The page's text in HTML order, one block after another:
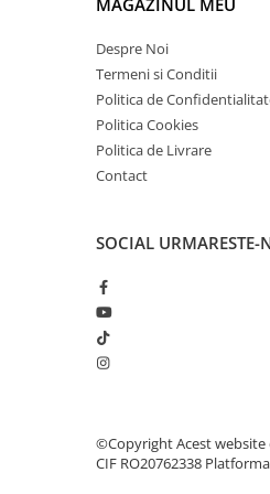
MAGAZINUL MEU
Despre Noi
Termeni si Conditii
Politica de
Politica Cookies
Politica de Livrare
Contact
SOCIAL
©Copyright Acest website
CIF RO20762338